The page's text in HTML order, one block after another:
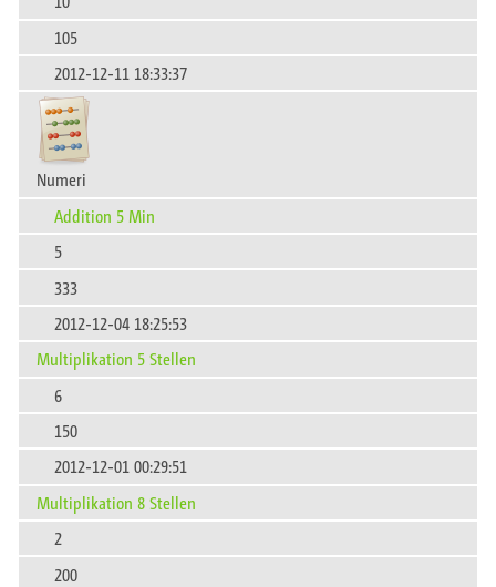
105
2012-12-11 18:33:37
Numeri
Addition 5 Min
5
333
2012-12-04 18:25:53
Multiplikation 5 Stellen
6
150
2012-12-01 00:29:51
Multiplikation 8 Stellen
2
200